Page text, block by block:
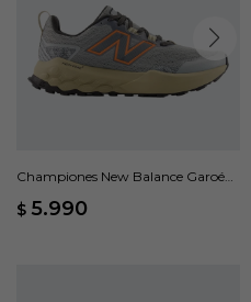
Championes New Balance Garoé
$ 5.990